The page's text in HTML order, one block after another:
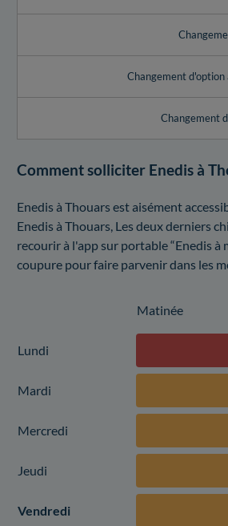
Changement
Changement
Comment solliciter Enedis à
Enedis à Thouars est aisément
Enedis à Thouars, Les deux derniers
recourir à l'app sur portable “Enedis à
coupure pour faire parvenir dans les
Matinée
Lundi
Mardi
Mercredi
Jeudi
Vendredi